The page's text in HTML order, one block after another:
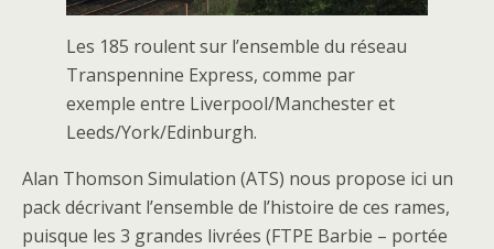
Les 185 roulent sur l’ensemble du réseau
Transpennine Express, comme par
exemple entre Liverpool/Manchester et
Leeds/York/Edinburgh.
Alan Thomson Simulation (ATS) nous propose ici un
pack décrivant l’ensemble de l’histoire de ces rames,
puisque les 3 grandes livrées (FTPE Barbie – portée